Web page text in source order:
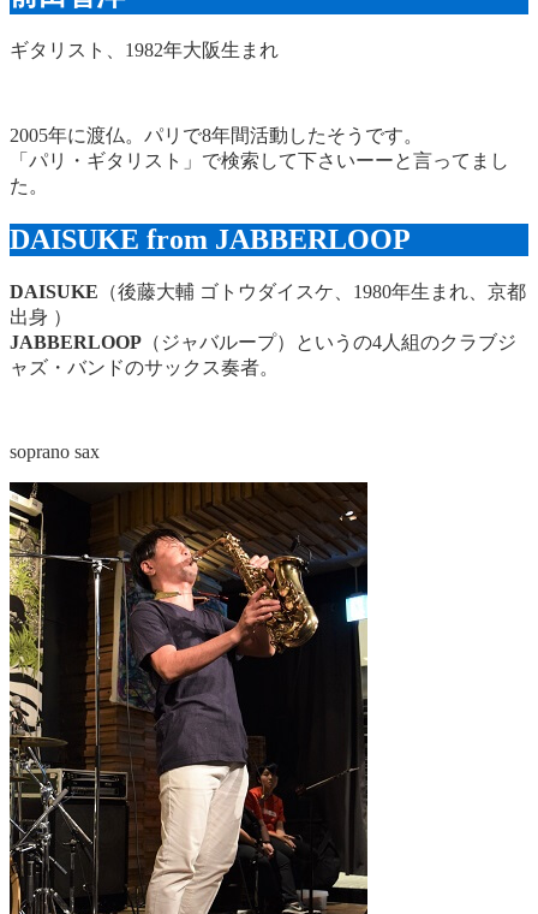
ギタリスト、1982年大阪生まれ
2005年に渡仏。パリで8年間活動したそうです。
「パリ・ギタリスト」で検索して下さいーーと言ってまし
た。
DAISUKE from JABBERLOOP
DAISUKE （後藤大輔 ゴトウダイスケ、1980年生まれ、京都
出身 ）
JABBERLOOP （ジャバループ）というの4人組のクラブジ
ャズ・バンドのサックス奏者。
soprano sax